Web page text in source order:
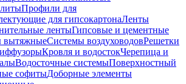
Профили для
для гипсокартонаЛенты
лентыГипсовые и цементные
вытяжныеСистемы воздуховодовРешетки
Кровля и водостокЧерепица и
Водосточные системыПоверхностный
софитыДоборные элементы